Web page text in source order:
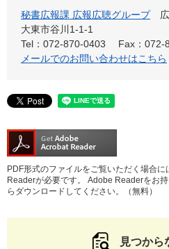
秘書広報課 広報広聴グループ
大東市谷川1-1-1
Tel：072-870-0403
Fax：072-
メールでのお問い合わせはこちら
PDF形式のファイルをご覧いただく場合
Readerが必要です。
Adobe Readerをお
らダウンロードしてください。（無料）
見つから